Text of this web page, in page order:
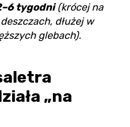
tygodni(krócej na
dłużej w
glebach).
„na